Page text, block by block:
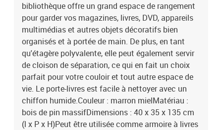
bibliothèque offre un grand espace de rangement
pour garder vos magazines, livres, DVD, appareils
multimédias et autres objets décoratifs bien
organisés et à portée de main. De plus, en tant
qu'étagère polyvalente, elle peut également servir
de cloison de séparation, ce qui en fait un choix
parfait pour votre couloir et tout autre espace de
vie. Le porte-livres est facile à nettoyer avec un
chiffon humide.Couleur : marron mielMatériau :
bois de pin massifDimensions : 40 x 35 x 135 cm
(l x P x H)Peut être utilisée comme armoire à livres